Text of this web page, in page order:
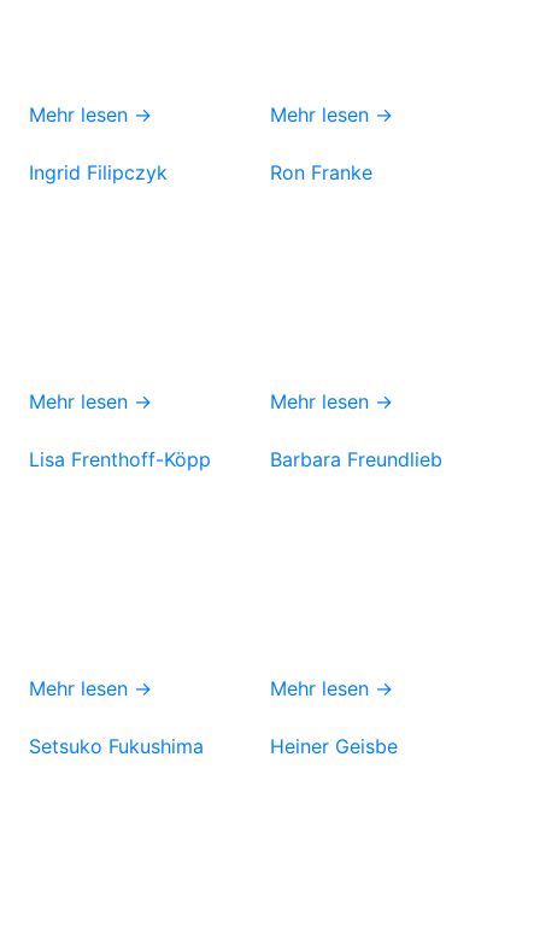
Mehr lesen → Mehr lesen →
Ingrid Filipczyk
Mehr lesen →
Ron Franke
Mehr lesen →
Lisa Frenthoff-Köpp
Mehr lesen →
Barbara Freundlieb
Mehr lesen →
Setsuko Fukushima Heiner Geisbe